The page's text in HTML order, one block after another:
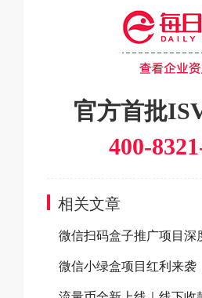
官方首批
400-
相关文章